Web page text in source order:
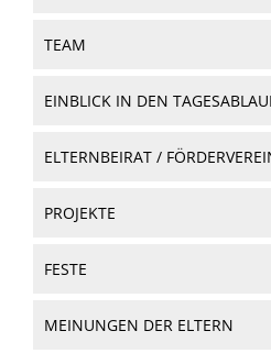
TEAM
EINBLICK IN DEN
ELTERNBEIRAT /
PROJEKTE
FESTE
MEINUNGEN DER ELTERN